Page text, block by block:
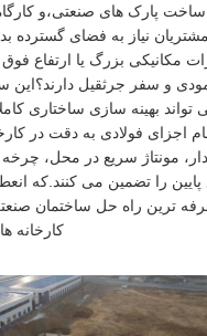
ساخت پارک های صنعتی،و
مشتریان نیاز به فضای گسترده
مکانیکی بزرگ یا ارتفاع فوق
و سفر جرثقیل دارند؟این
بهینه سازی ساختاری
اجزای فولادی به دقت در
مونتاژ سریع در محل،
را تضمین می کنند.که
ترین راه حل ساختمان
کارخانه